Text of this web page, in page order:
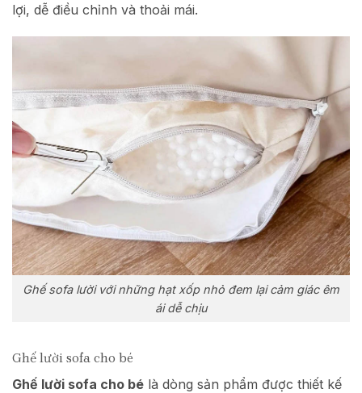
lợi, dễ điều chỉnh và thoải mái.
Ghế sofa lười với những hạt xốp nhỏ đem lại cảm giác êm
ái dễ chịu
Ghế lười sofa cho bé
Ghế lười sofa cho bé là dòng sản phẩm được thiết kế